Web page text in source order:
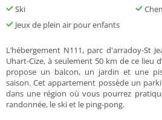
Ski
Jeux de plein air pour enfants
L’hébergement N111, parc d'arradoy-St
Uhart-Cize, à seulement 50 km de ce lieu
propose un balcon, un jardin et une
saison. Cet appartement possède un
dans une région où vous pourrez
randonnée, le ski et le ping-pong.